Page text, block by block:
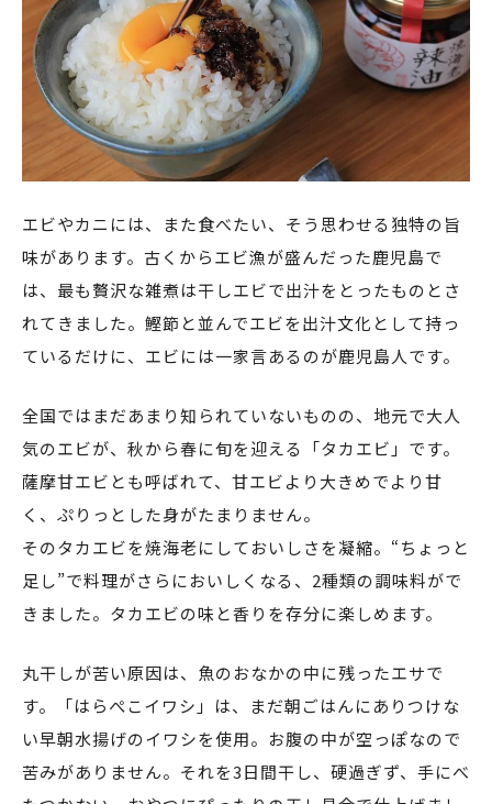
エビやカニには、また食べたい、そう思わせる独特の旨
味があります。古くからエビ漁が盛んだった鹿児島で
は、最も贅沢な雑煮は干しエビで出汁をとったものとさ
れてきました。鰹節と並んでエビを出汁文化として持っ
ているだけに、エビには一家言あるのが鹿児島人です。
全国ではまだあまり知られていないものの、地元で大人
気のエビが、秋から春に旬を迎える「タカエビ」です。
薩摩甘エビとも呼ばれて、甘エビより大きめでより甘
く、ぷりっとした身がたまりません。
そのタカエビを焼海老にしておいしさを凝縮。“ちょっと
足し”で料理がさらにおいしくなる、2種類の調味料がで
きました。タカエビの味と香りを存分に楽しめます。
丸干しが苦い原因は、魚のおなかの中に残ったエサで
す。「はらぺこイワシ」は、まだ朝ごはんにありつけな
い早朝水揚げのイワシを使用。お腹の中が空っぽなので
苦みがありません。それを3日間干し、硬過ぎず、手にべ